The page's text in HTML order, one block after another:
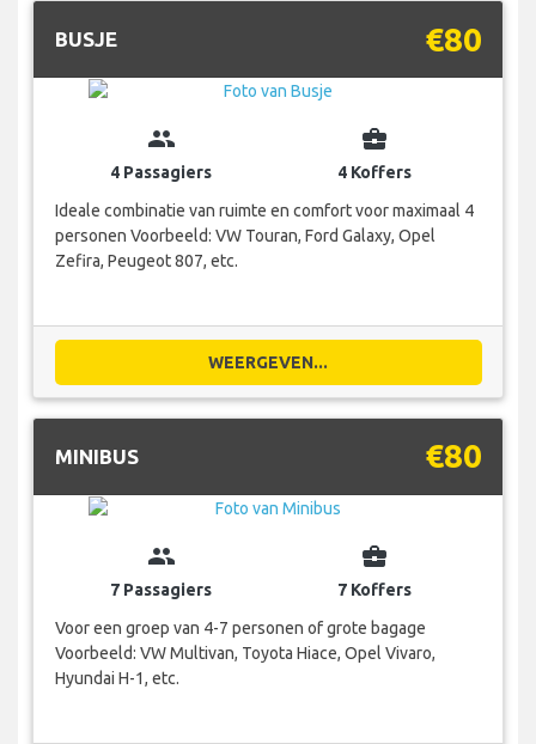
BUSJE €80
group
4 Passagiers
business_center
4 Koffers
Ideale combinatie van ruimte en comfort voor maximaal 4
personen Voorbeeld: VW Touran, Ford Galaxy, Opel
Zefira, Peugeot 807, etc.
WEERGEVEN...
MINIBUS €80
group
7 Passagiers
business_center
7 Koffers
Voor een groep van 4-7 personen of grote bagage
Voorbeeld: VW Multivan, Toyota Hiace, Opel Vivaro,
Hyundai H-1, etc.